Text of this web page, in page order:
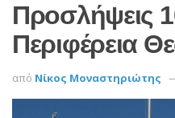
Προσλήψεις
Περιφέρεια
από Νίκος Μοναστηριώτης